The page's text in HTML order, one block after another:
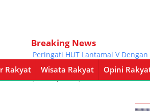
Breaking News
Peringati HUT Lantamal V Dengan
Rakyat Wisata Rakyat Opini
Wisata Rakyat Opini Rakyat Pemerintahan